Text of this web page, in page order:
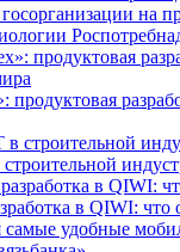
на
продуктовая
в QIWI: что